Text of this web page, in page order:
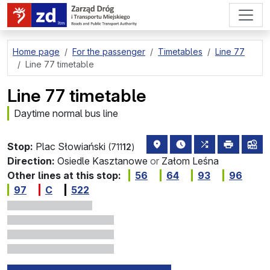
go to page content
Home page For the passenger Timetables
Line 77
Line 77 timetable
Line 77 timetable
Daytime normal bus line
Stop: Plac Słowiański (71112) stop location on the map
the nearest
all linesprint
Direction: Osiedle Kasztanowe or Załom Leśna
Other lines at this stop:
56 64 93
96
97
C 522